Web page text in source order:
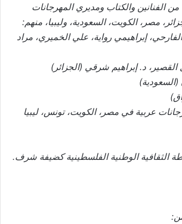
الفنانين والكتاب ومديري المهرجانات
مصر، الكويت، السعودية، وليبيا، منهم:
إبراهيمي رواية، علي الخميري، مراد
د. إبراهيم شرقي (الجزائر)
عربية في مصر، الكويت، تونس، ليبيا
الثقافية الوطنية الفلسطينية كضيفة شرف.